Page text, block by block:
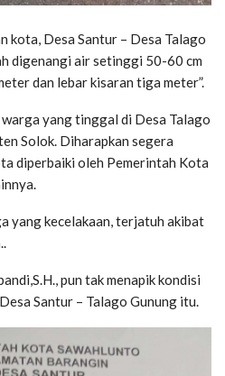
kota, Desa Santur – Desa Talago
digenangi air setinggi 50-60 cm
dan lebar kisaran tiga meter”.
yang tinggal di Desa Talago
Solok. Diharapkan segera
diperbaiki oleh Pemerintah Kota
yang kecelakaan, terjatuh akibat
pun tak menapik kondisi
Santur – Talago Gunung itu.